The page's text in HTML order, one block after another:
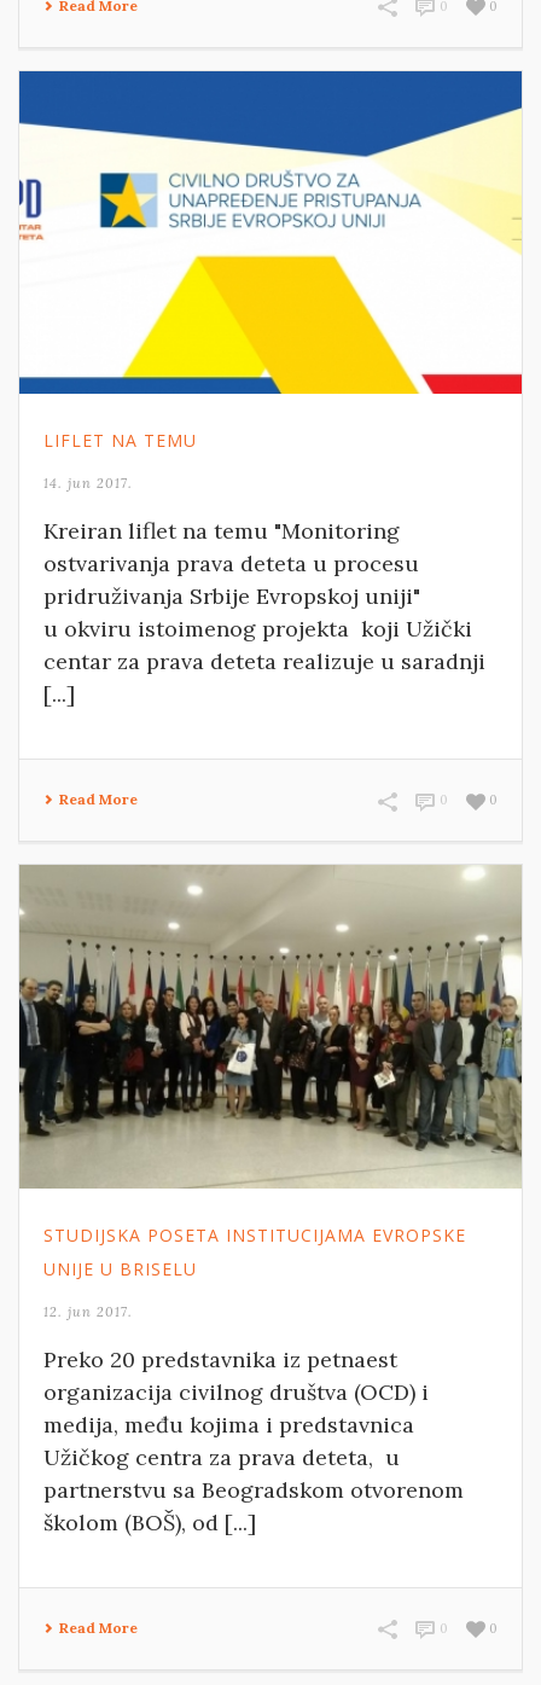
Read More 0
0
LIFLET NA TEMU
14. jun 2017.
Kreiran liflet na temu "Monitoring
ostvarivanja prava deteta u procesu
pridruživanja Srbije Evropskoj uniji"
u okviru istoimenog projekta koji Užički
centar za prava deteta realizuje u saradnji
[...]
Read More 0
0
STUDIJSKA POSETA INSTITUCIJAMA EVROPSKE
UNIJE U BRISELU
12. jun 2017.
Preko 20 predstavnika iz petnaest
organizacija civilnog društva (OCD) i
medija, među kojima i predstavnica
Užičkog centra za prava deteta, u
partnerstvu sa Beogradskom otvorenom
školom (BOŠ), od [...]
Read More 0
0